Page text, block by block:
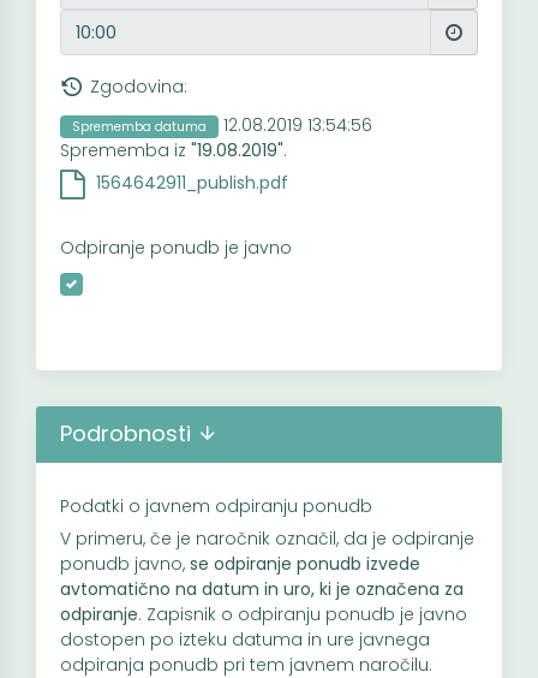
Zgodovina:
Sprememba datuma
12.08.2019 13:54:56
Sprememba iz "19.08.2019".
1564642911_publish.pdf
Odpiranje ponudb je javno
Podrobnosti
Podatki o javnem odpiranju ponudb
V primeru, če je naročnik označil, da je odpiranje
ponudb javno, se odpiranje ponudb izvede
avtomatično na datum in uro, ki je označena za
odpiranje. Zapisnik o odpiranju ponudb je javno
dostopen po izteku datuma in ure javnega
odpiranja ponudb pri tem javnem naročilu.